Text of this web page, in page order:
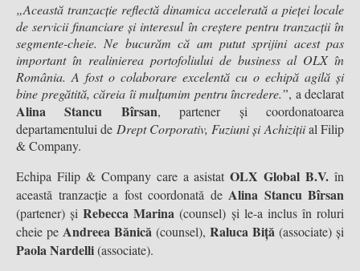
„Această tranzacție reflectă dinamica accelerată a pieței locale
de servicii financiare și interesul în creștere pentru tranzacții în
segmente-cheie. Ne bucurăm că am putut sprijini acest pas
important în realinierea portofoliului de business al OLX în
România. A fost o colaborare excelentă cu o echipă agilă și
bine pregătită, căreia îi mulțumim pentru încredere.”, a declarat
Alina Stancu Bîrsan, partener și coordonatoarea
departamentului de Drept Corporativ, Fuziuni și Achizițiial Filip
& Company.
Echipa Filip & Company care a asistatOLX Global B.V. în
această tranzacție a fost coordonată de Alina Stancu Bîrsan
(partener) șiRebecca Marina (counsel) și le-a inclus în roluri
cheie pe Andreea Bănică (counsel), Raluca Biță (associate) și
Paola Nardelli(associate).